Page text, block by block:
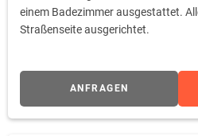
einem Badezimmer ausgestattet.
Straßenseite ausgerichtet.
ANFRAGEN